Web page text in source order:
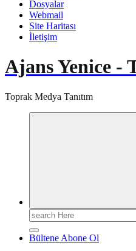
Dosyalar
Webmail
Site Haritası
İletişim
Ajans Yenice -
Toprak Medya Tanıtım
Search
for:
Bültene Abone Ol